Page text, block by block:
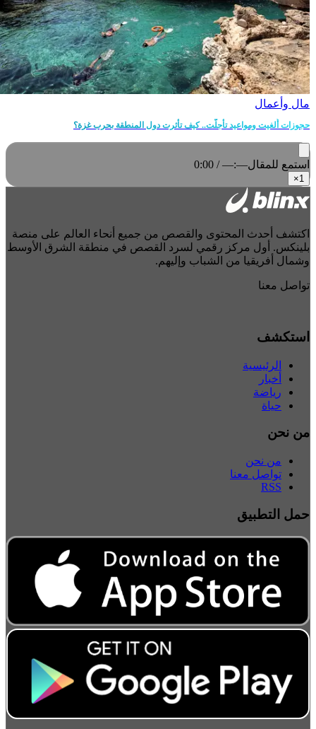
مال وأعمال
حجوزات أُلغيت ومواعيد تأجلّت.. كيف تأثرت دول المنطقة بحرب غزة؟
استمع للمقال 0:00 / —:—
1
×
اكتشف أحدث المحتوى والقصص من جميع أنحاء العالم على منصة
بلينكس. أول مركز رقمي لسرد القصص في منطقة الشرق الأوسط
وشمال أفريقيا من الشباب وإليهم.
تواصل معنا
استكشف
الرئيسية
أخبار
رياضة
حياة
من نحن
من نحن
تواصل معنا
RSS
حمل التطبيق